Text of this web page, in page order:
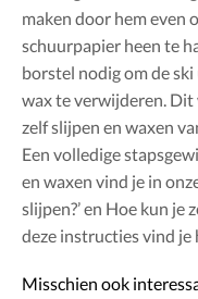
maken door hem even
schuurpapier heen te
borstel nodig om de
wax te verwijderen.
zelf slijpen en waxen
Een volledige
en waxen vind je in
slijpen?’ en Hoe kun je
deze instructies vind je
Misschien ook